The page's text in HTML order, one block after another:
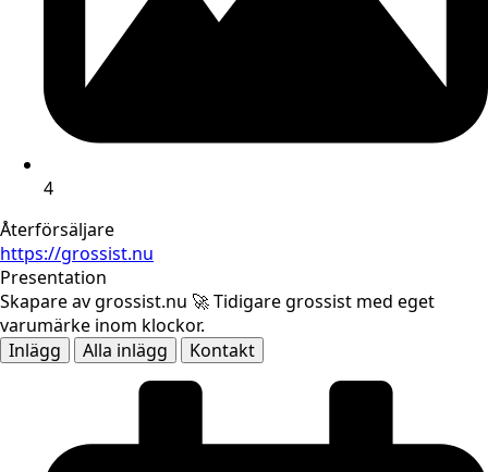
4
Återförsäljare
https://grossist.nu
Presentation
Skapare av grossist.nu 🚀 Tidigare grossist med eget
varumärke inom klockor.
Inlägg
Alla inlägg Kontakt